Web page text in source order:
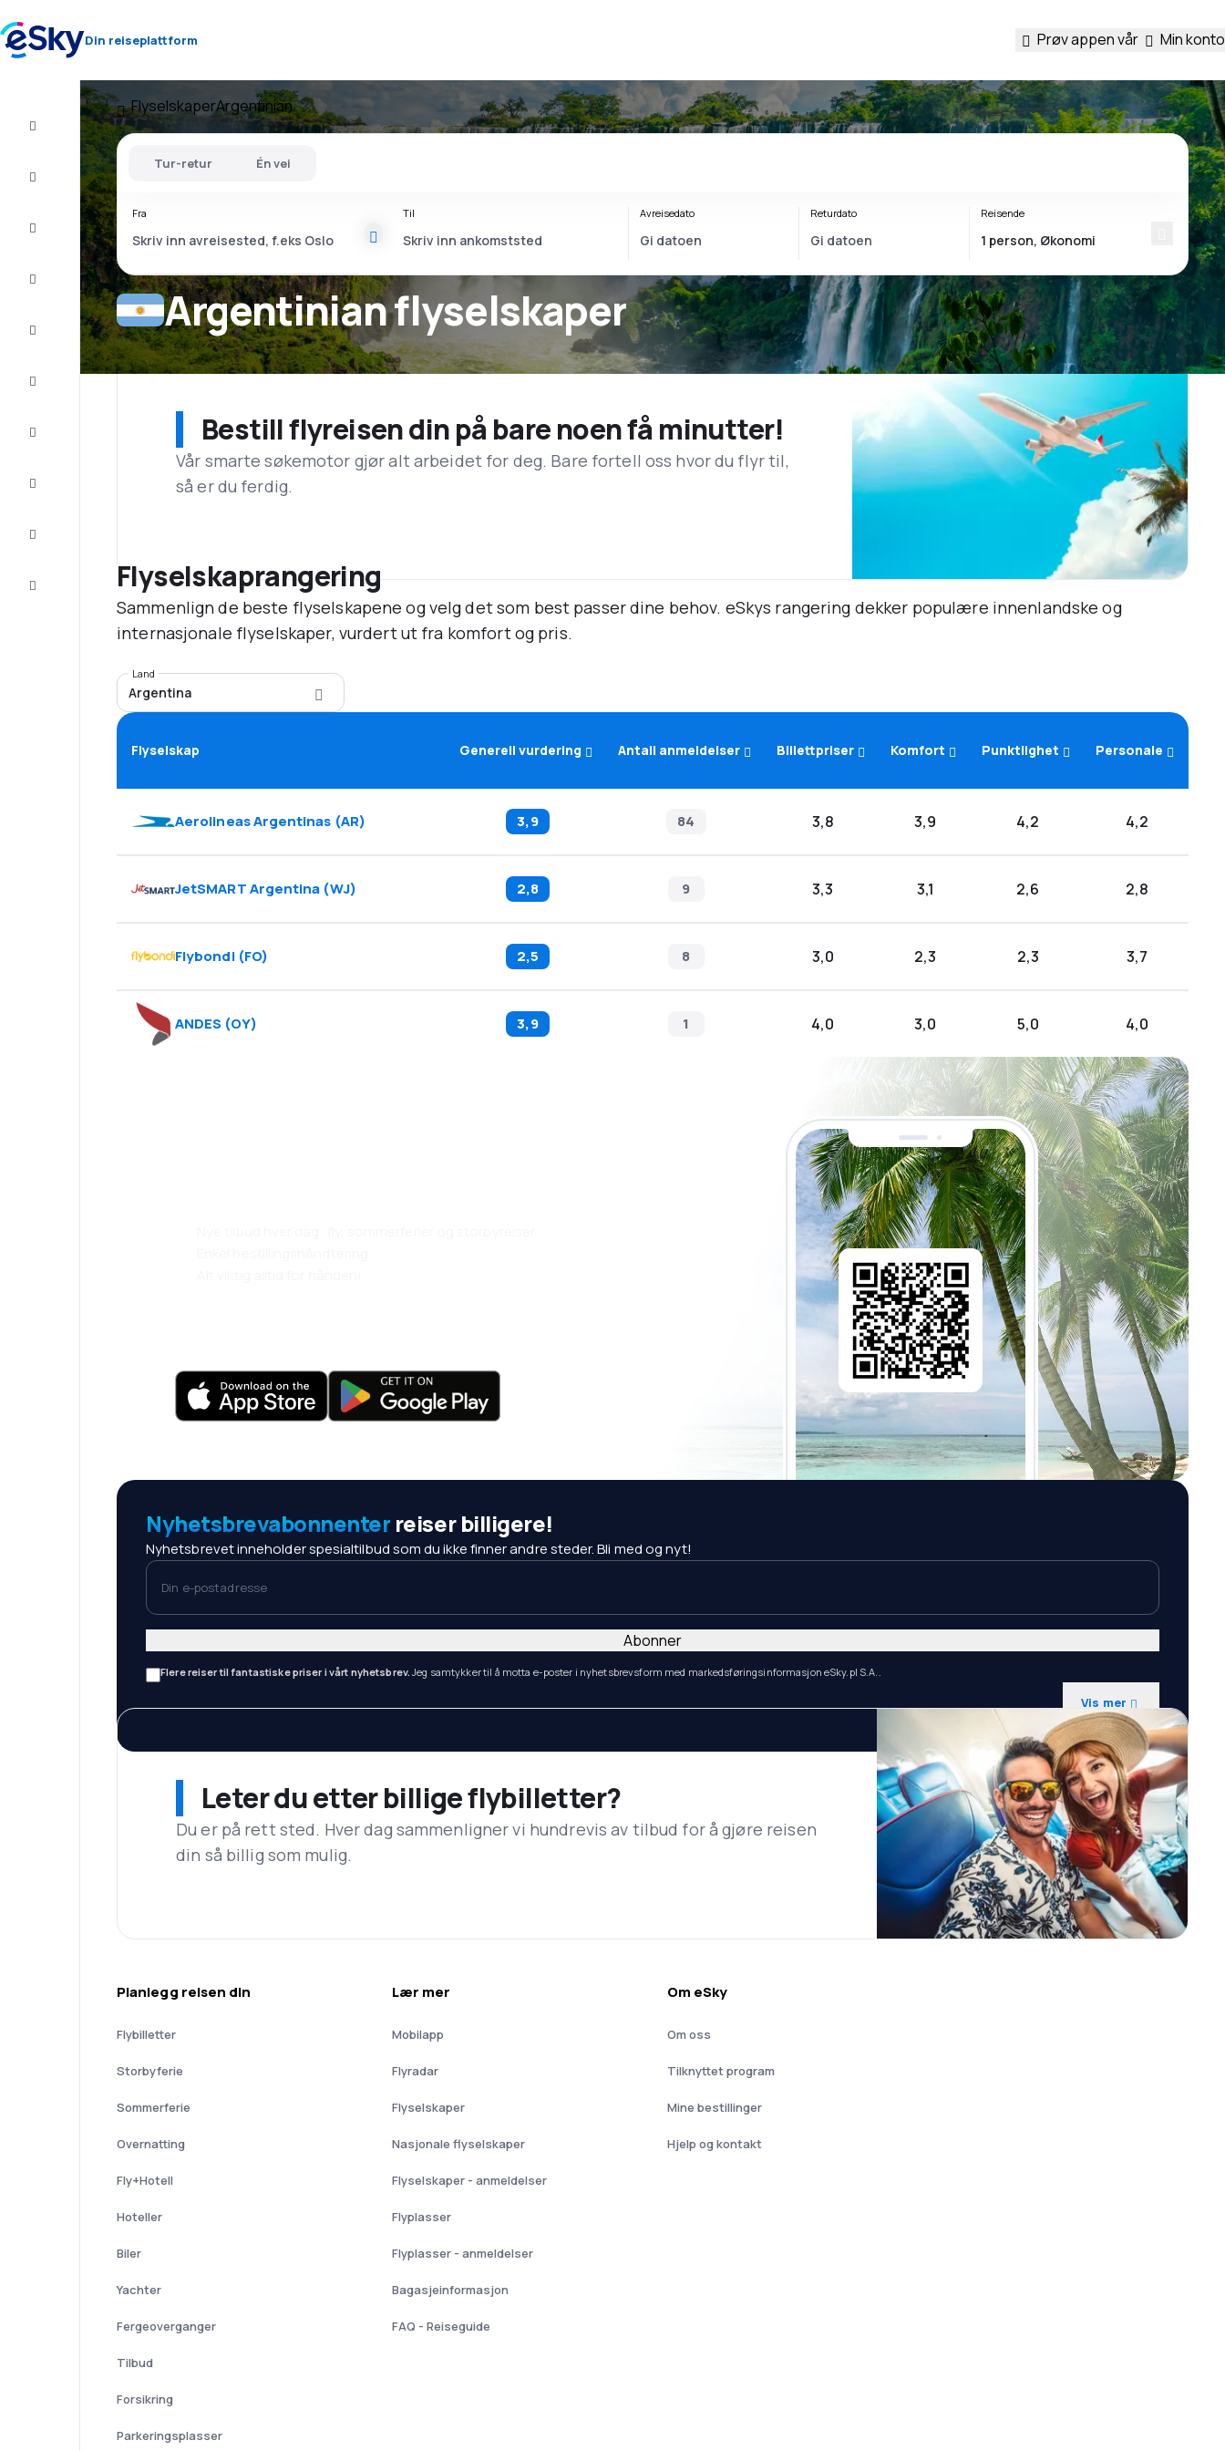
Din reiseplattform Prøv appen vår Min konto
Fly+Hotell
Flybilletter
Sommerferie
Storbyferie
FlyselskaperArgentinian
Argentinian flyselskaper
Tur-retur Én vei
Fra Til Avreisedato Returdato Reisende
Bestill flyreisen din på bare noen få minutter!
Vår smarte søkemotor gjør alt arbeidet for deg. Bare fortell oss hvor du flyr til,
så er du ferdig.
Flyselskaprangering
Sammenlign de beste flyselskapene og velg det som best passer dine behov. eSkys rangering dekker populære innenlandske og
internasjonale flyselskaper, vurdert ut fra komfort og pris.
Land
Argentina
Flyselskap Generell vurdering Antall anmeldelser Billettpriser Komfort Punktlighet Personale
Aerolineas Argentinas (AR) 3,9 84 3,8 3,9 4,2 4,2
JetSMART Argentina (WJ) 2,8 9 3,3 3,1 2,6 2,8
Flybondi(FO) 2,5 8 3,0 2,3 2,3 3,7
ANDES (OY) 3,9 1 4,0 3,0 5,0 4,0
Nyhetsbrevabonnenter reiser billigere!
Nyhetsbrevet inneholder spesialtilbud som du ikke finner andre steder. Bli med og nyt!
Din e-postadresse
Flere reiser til fantastiske priser i vårt nyhetsbrev. Jeg samtykker til å motta e-poster i nyhetsbrevsform med markedsføringsinformasjon eSky.pl S.A..
Vis mer
Abonner
Leter du etter billige flybilletter?
Du er på rett sted. Hver dag sammenligner vi hundrevis av tilbud for å gjøre reisen
din så billig som mulig.
Planlegg reisen din
Flybilletter
Storbyferie
Sommerferie
Overnatting
Fly+Hotell
Hoteller
Biler
Yachter
Fergeoverganger
Tilbud
Forsikring
Parkeringsplasser
Lær mer
Mobilapp
Flyradar
Flyselskaper
Nasjonale flyselskaper
Flyselskaper - anmeldelser
Flyplasser
Flyplasser - anmeldelser
Bagasjeinformasjon
FAQ - Reiseguide
Om eSky
Om oss
Tilknyttet program
Mine bestillinger
Hjelp og kontakt